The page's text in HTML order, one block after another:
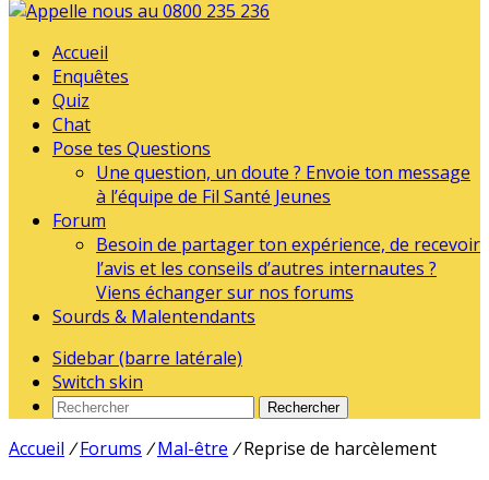
Accueil
Enquêtes
Quiz
Chat
Pose tes Questions
Une question, un doute ? Envoie ton message
à l’équipe de Fil Santé Jeunes
Forum
Besoin de partager ton expérience, de recevoir
l’avis et les conseils d’autres internautes ?
Viens échanger sur nos forums
Sourds & Malentendants
Sidebar (barre latérale)
Switch skin
Rechercher
Accueil / Forums / Mal-être / Reprise de harcèlement